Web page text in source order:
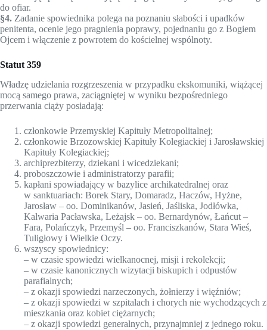
do ofiar.
§4. Zadanie spowiednika polega na poznaniu słabości i upadków
penitenta, ocenie jego pragnienia poprawy, pojednaniu go z Bogiem
Ojcem i włączenie z powrotem do kościelnej wspólnoty.
Statut 359
Władzę udzielania rozgrzeszenia w przypadku ekskomuniki, wiążącej
mocą samego prawa, zaciągniętej w wyniku bezpośredniego
przerwania ciąży posiadają:
członkowie Przemyskiej Kapituły Metropolitalnej;
członkowie Brzozowskiej Kapituły Kolegiackiej i Jarosławskiej
Kapituły Kolegiackiej;
archiprezbiterzy, dziekani i wicedziekani;
proboszczowie i administratorzy parafii;
kapłani spowiadający w bazylice archikatedralnej oraz
w sanktuariach: Borek Stary, Domaradz, Haczów, Hyżne,
Jarosław – oo. Dominikanów, Jasień, Jaśliska, Jodłówka,
Kalwaria Pacławska, Leżajsk – oo. Bernardynów, Łańcut –
Fara, Polańczyk, Przemyśl – oo. Franciszkanów, Stara Wieś,
Tuligłowy i Wielkie Oczy.
wszyscy spowiednicy:
– w czasie spowiedzi wielkanocnej, misji i rekolekcji;
– w czasie kanonicznych wizytacji biskupich i odpustów
parafialnych;
– z okazji spowiedzi narzeczonych, żołnierzy i więźniów;
– z okazji spowiedzi w szpitalach i chorych nie wychodzących z
mieszkania oraz kobiet ciężarnych;
– z okazji spowiedzi generalnych, przynajmniej z jednego roku.